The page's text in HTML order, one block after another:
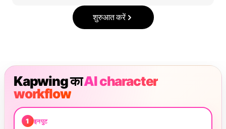
शुरुआत करें